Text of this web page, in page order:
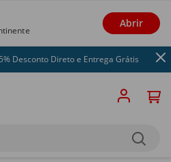
Abrir
Direto e Entrega Grátis